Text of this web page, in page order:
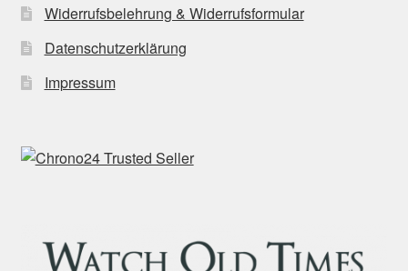
Widerrufsbelehrung & Widerrufsformular
Datenschutzerklärung
Impressum